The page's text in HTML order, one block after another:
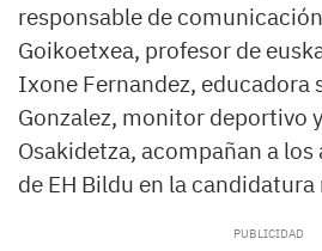
responsable de
Goikoetxea, profesor de
Ixone Fernandez, educadora
Gonzalez, monitor deportivo
Osakidetza, acompañan a
de EH Bildu en la